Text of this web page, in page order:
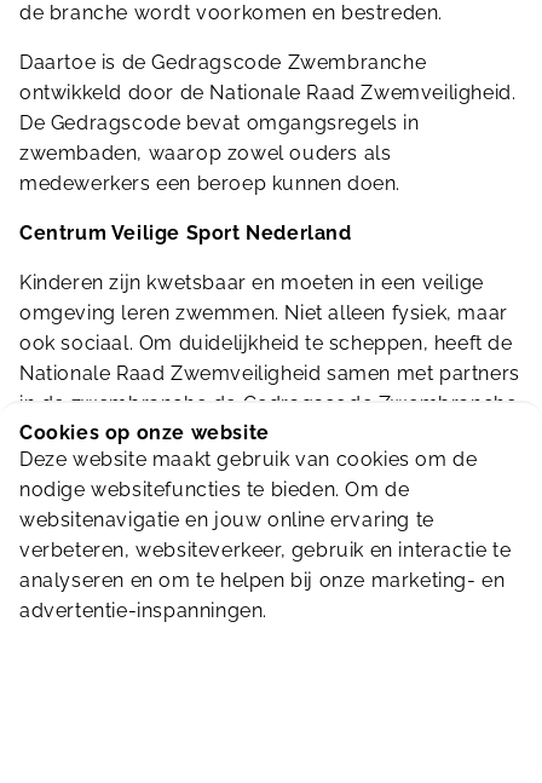
de branche wordt voorkomen en bestreden.
Daartoe is de Gedragscode Zwembranche
ontwikkeld door de Nationale Raad Zwemveiligheid.
De Gedragscode bevat omgangsregels in
zwembaden, waarop zowel ouders als
medewerkers een beroep kunnen doen.
Centrum Veilige Sport Nederland
Kinderen zijn kwetsbaar en moeten in een veilige
omgeving leren zwemmen. Niet alleen fysiek, maar
ook sociaal. Om duidelijkheid te scheppen, heeft de
Nationale Raad Zwemveiligheid samen met partners
in de zwembranche de Gedragscode Zwembranche
voor aanbieders van zwemlessen opgesteld. Is er
echt iets mis of maak je je grote zorgen? Dan kun je
(anoniem) melding maken viaCentrum Veilige Sport
Nederland.
Cookies op onze website
Deze website maakt gebruik van cookies om de
nodige websitefuncties te bieden. Om de
websitenavigatie en jouw online ervaring te
verbeteren, websiteverkeer, gebruik en interactie te
analyseren en om te helpen bij onze marketing- en
advertentie-inspanningen.